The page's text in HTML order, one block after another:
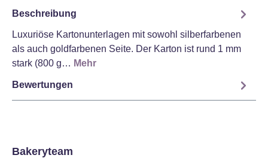
Beschreibung
Luxuriöse Kartonunterlagen mit sowohl silberfarbenen
als auch goldfarbenen Seite. Der Karton ist rund 1 mm
stark (800 g… Mehr
Bewertungen
Bakeryteam